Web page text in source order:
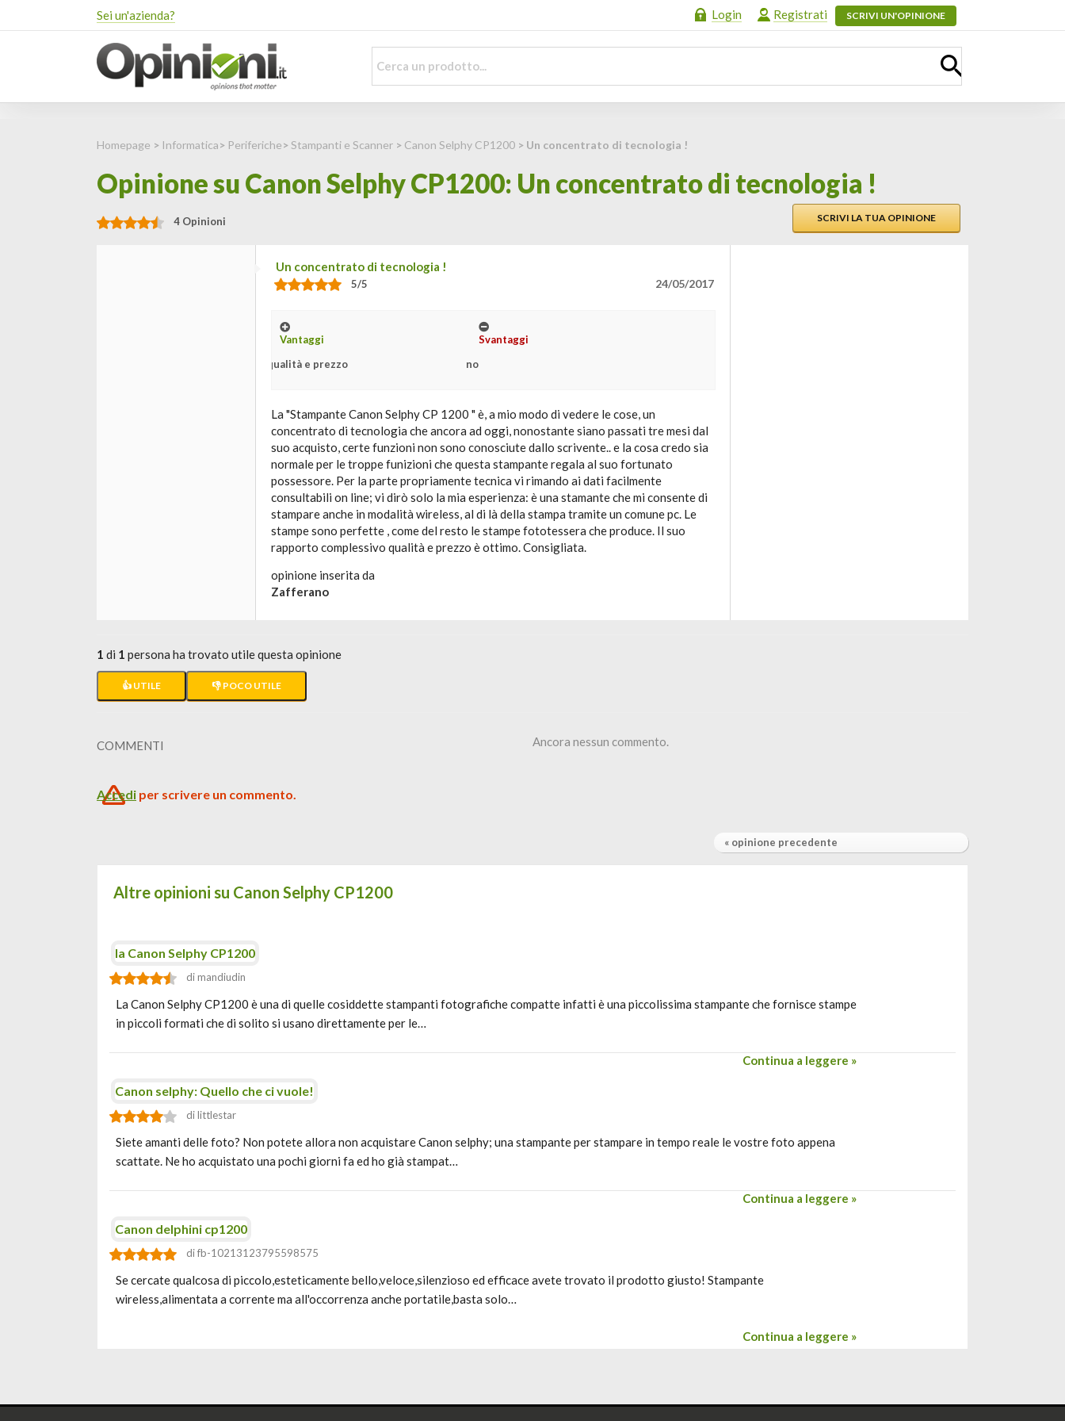
Sei un'azienda? Login Registrati SCRIVI UN'OPINIONE
Homepage > Informatica> Periferiche>Stampanti e Scanner > Canon Selphy CP1200 > Un concentrato di tecnologia !
Opinione su Canon Selphy CP1200: Un concentrato di tecnologia !
4 Opinioni SCRIVI LA TUA OPINIONE
Un concentrato di tecnologia !
5/5 24/05/2017
Vantaggi
qualità e prezzo
Svantaggi
no
La "Stampante Canon Selphy CP 1200 " è, a mio modo di vedere le cose, un
concentrato di tecnologia che ancora ad oggi, nonostante siano passati tre mesi dal
suo acquisto, certe funzioni non sono conosciute dallo scrivente.. e la cosa credo sia
normale per le troppe funizioni che questa stampante regala al suo fortunato
possessore. Per la parte propriamente tecnica vi rimando ai dati facilmente
consultabili on line; vi dirò solo la mia esperienza: è una stamante che mi consente di
stampare anche in modalità wireless, al di là della stampa tramite un comune pc. Le
stampe sono perfette , come del resto le stampe fototessera che produce. Il suo
rapporto complessivo qualità e prezzo è ottimo. Consigliata.
opinione inserita da
Zafferano
1 di 1 persona ha trovato utile questa opinione
👍 UTILE 👎 POCO UTILE
COMMENTI Ancora nessun commento.
Accedi per scrivere un commento.
« opinione precedente
Altre opinioni su Canon Selphy CP1200
la Canon Selphy CP1200
di mandiudin
La Canon Selphy CP1200 è una di quelle cosiddette stampanti fotografiche compatte infatti è una piccolissima stampante che fornisce stampe
in piccoli formati che di solito si usano direttamente per le…
Continua a leggere »
Canon selphy: Quello che ci vuole!
di littlestar
Siete amanti delle foto? Non potete allora non acquistare Canon selphy; una stampante per stampare in tempo reale le vostre foto appena
scattate. Ne ho acquistato una pochi giorni fa ed ho già stampat…
Continua a leggere »
Canon delphini cp1200
di fb-10213123795598575
Se cercate qualcosa di piccolo,esteticamente bello,veloce,silenzioso ed efficace avete trovato il prodotto giusto! Stampante
wireless,alimentata a corrente ma all'occorrenza anche portatile,basta solo…
Continua a leggere »